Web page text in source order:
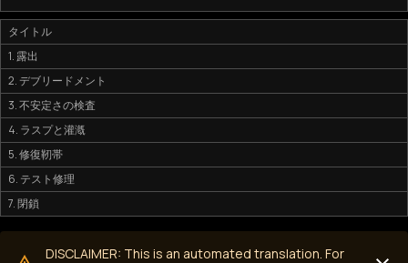
タイトル
1. 露出
2. デブリードメント
3. 不安定さの検査
4. ラスプと灌漑
5. 修復靭帯
6. テスト修理
7. 閉鎖
DISCLAIMER: This is an automated translation. For